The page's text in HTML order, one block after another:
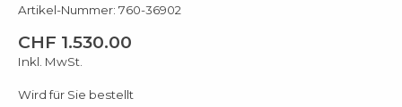
Artikel-Nummer: 760-36902
CHF 1.530.00
Inkl. MwSt.
Wird für Sie bestellt